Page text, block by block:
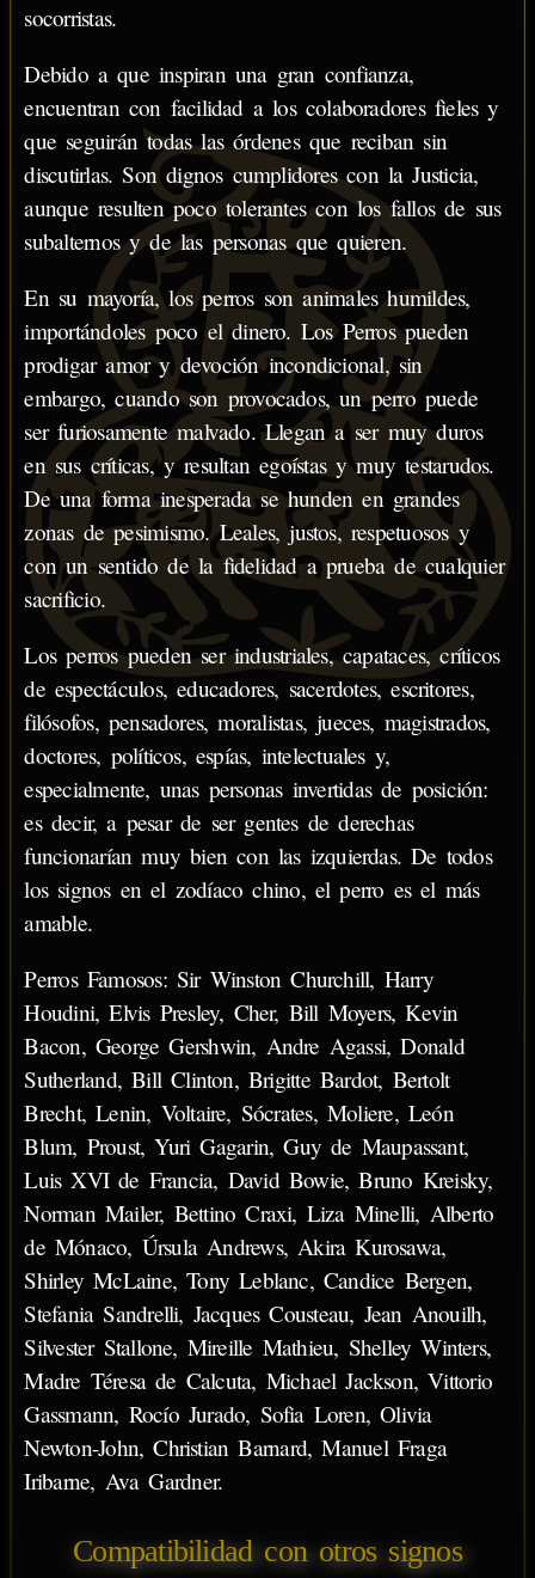
socorristas.
Debido a que inspiran una gran confianza,
encuentran con facilidad a los colaboradores fieles y
que seguirán todas las órdenes que reciban sin
discutirlas. Son dignos cumplidores con la Justicia,
aunque resulten poco tolerantes con los fallos de sus
subalternos y de las personas que quieren.
En su mayoría, los perros son animales humildes,
importándoles poco el dinero. Los Perros pueden
prodigar amor y devoción incondicional, sin
embargo, cuando son provocados, un perro puede
ser furiosamente malvado. Llegan a ser muy duros
en sus críticas, y resultan egoístas y muy testarudos.
De una forma inesperada se hunden en grandes
zonas de pesimismo. Leales, justos, respetuosos y
con un sentido de la fidelidad a prueba de cualquier
sacrificio.
Los perros pueden ser industriales, capataces, críticos
de espectáculos, educadores, sacerdotes, escritores,
filósofos, pensadores, moralistas, jueces, magistrados,
doctores, políticos, espías, intelectuales y,
especialmente, unas personas invertidas de posición:
es decir, a pesar de ser gentes de derechas
funcionarían muy bien con las izquierdas. De todos
los signos en el zodíaco chino, el perro es el más
amable.
Perros Famosos: Sir Winston Churchill, Harry
Houdini, Elvis Presley, Cher, Bill Moyers, Kevin
Bacon, George Gershwin, Andre Agassi, Donald
Sutherland, Bill Clinton, Brigitte Bardot, Bertolt
Brecht, Lenin, Voltaire, Sócrates, Moliere, León
Blum, Proust, Yuri Gagarin, Guy de Maupassant,
Luis XVI de Francia, David Bowie, Bruno Kreisky,
Norman Mailer, Bettino Craxi, Liza Minelli, Alberto
de Mónaco, Úrsula Andrews, Akira Kurosawa,
Shirley McLaine, Tony Leblanc, Candice Bergen,
Stefania Sandrelli, Jacques Cousteau, Jean Anouilh,
Silvester Stallone, Mireille Mathieu, Shelley Winters,
Madre Téresa de Calcuta, Michael Jackson, Vittorio
Gassmann, Rocío Jurado, Sofia Loren, Olivia
Newton-John, Christian Barnard, Manuel Fraga
Iribarne, Ava Gardner.
Compatibilidad con otros signos